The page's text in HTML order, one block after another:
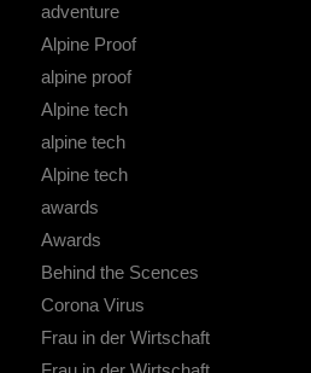
adventure
Alpine Proof
alpine proof
Alpine tech
alpine tech
Alpine tech
awards
Awards
Behind the Scences
Corona Virus
Frau in der Wirtschaft